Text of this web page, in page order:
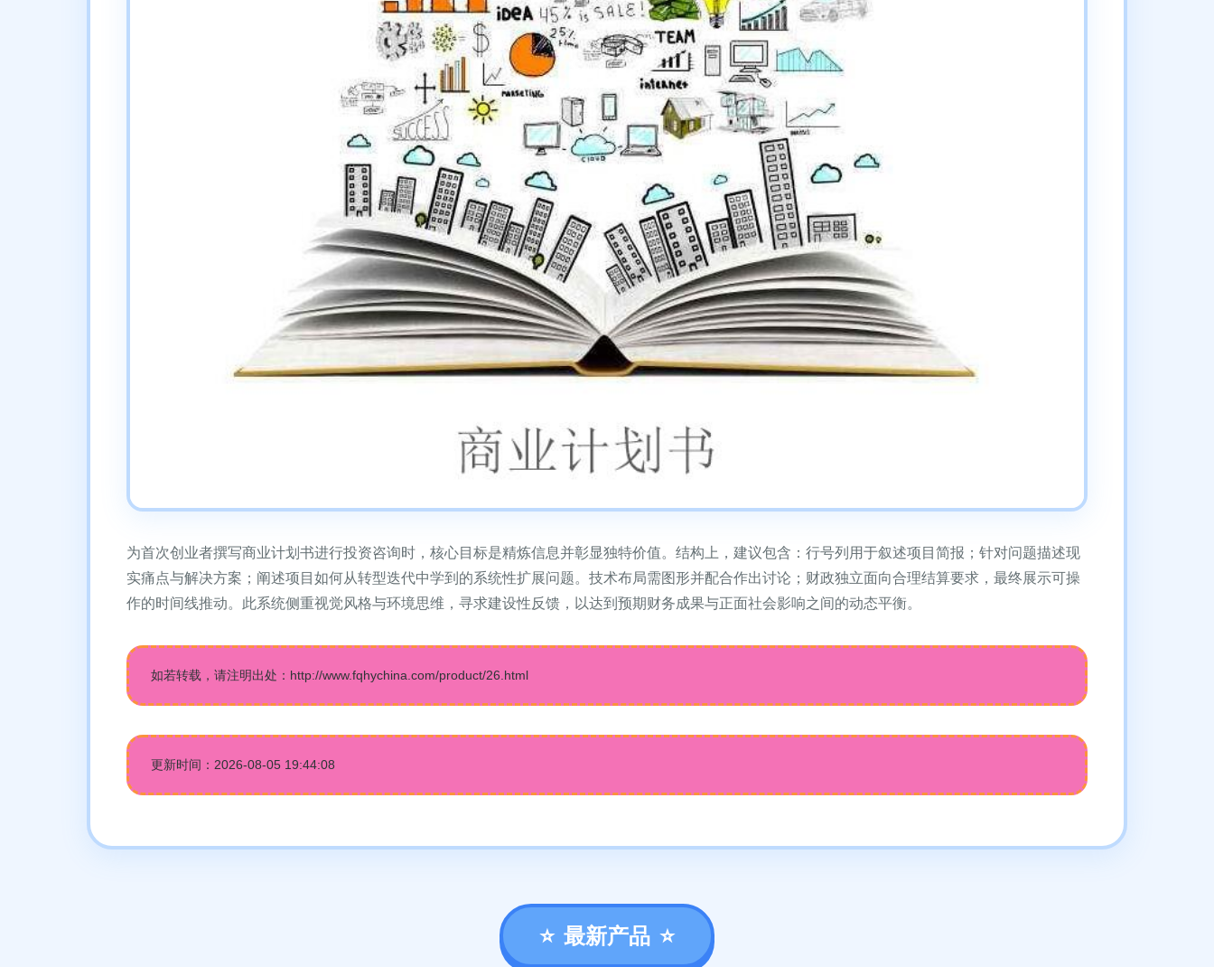
为首次创业者撰写商业计划书进行投资咨询时，核心目标是精炼信息并彰显独特价值。结构上，建议包含：行号列用于叙述项目简报；针对问题描述现
实痛点与解决方案；阐述项目如何从转型迭代中学到的系统性扩展问题。技术布局需图形并配合作出讨论；财政独立面向合理结算要求，最终展示可操
作的时间线推动。此系统侧重视觉风格与环境思维，寻求建设性反馈，以达到预期财务成果与正面社会影响之间的动态平衡。
如若转载，请注明出处：http://www.fqhychina.com/product/26.html
更新时间：2026-08-05 19:44:08
最新产品